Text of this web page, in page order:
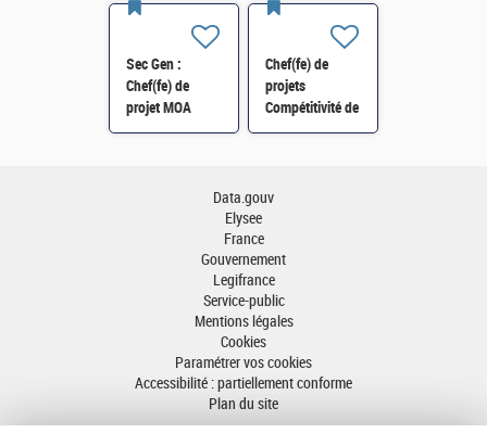
Sec Gen :
Chef(fe) de
projet MOA
Innovation
Chef(fe) de
projets
Compétitivité de
l'énergie-SI-
Data.gouv
Elysee
France
Gouvernement
Legifrance
Service-public
Mentions légales
Cookies
Paramétrer vos cookies
Accessibilité : partiellement conforme
Plan du site